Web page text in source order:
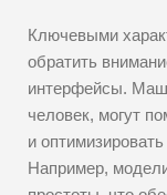
Ключевыми
обратить
интерфейсы.
человек, могут
и
Например,